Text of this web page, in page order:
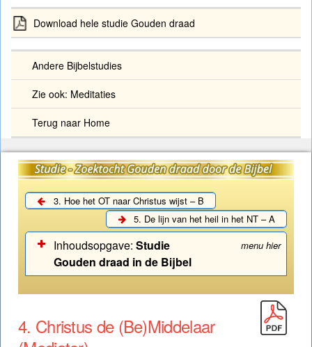
3. Hoe het OT naar Christus wijst – B
5. De lijn van het heil in het NT – A
Inhoudsopgave: Studie menu hier
Gouden draad in de Bijbel
Zoektocht Gouden draad door de Bijbel (Studie)
Studie – Gouden draad: Woord vooraf
4. Christus de (Be)Middelaar
Download hele studie Gouden draad
Andere Bijbelstudies
Zie ook: Meditaties
Terug naar Home